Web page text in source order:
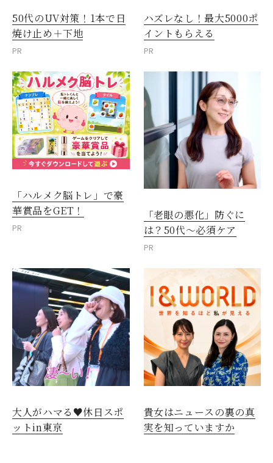
50代のUV対策！1本で日
焼け止め＋下地
PR
ハズレなし！最大5000ポ
イントもらえる
PR
「ハルメク脳トレ」で豪
華賞品をGET！
PR
「老眼の悪化」防ぐに
は？50代～必須ケア
PR
大人がハマる♥休日スポ
ットin東京
貴女はニュースの裏の真
実を知っていますか